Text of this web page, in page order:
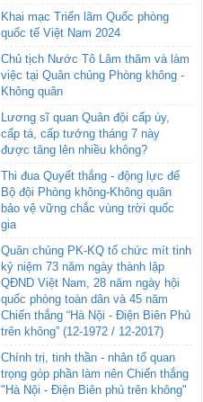
Khai mạc Triển lãm Quốc phòng
quốc tế Việt Nam 2024
Chủ tịch Nước Tô Lâm thăm và làm
việc tại Quân chủng Phòng không -
Không quân
Lương sĩ quan Quân đội cấp úy,
cấp tá, cấp tướng tháng 7 này
được tăng lên nhiều không?
Thi đua Quyết thắng - động lực để
Bộ đội Phòng không-Không quân
bảo vệ vững chắc vùng trời quốc
gia
Quân chủng PK-KQ tổ chức mít tinh
kỷ niệm 73 năm ngày thành lập
QĐND Việt Nam, 28 năm ngày hội
quốc phòng toàn dân và 45 năm
Chiến thắng “Hà Nội - Điện Biên Phủ
trên không” (12-1972 / 12-2017)
Chính trị, tinh thần - nhân tố quan
trọng góp phần làm nên Chiến thắng
"Hà Nội - Điện Biên phủ trên không"